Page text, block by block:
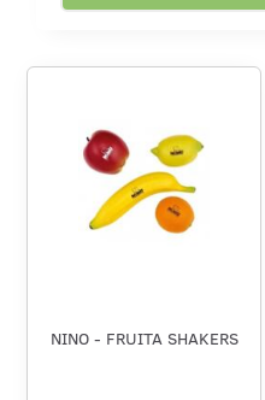
NINO - FRUITA SHAKERS